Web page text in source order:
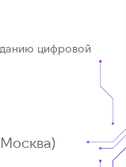
цифровой